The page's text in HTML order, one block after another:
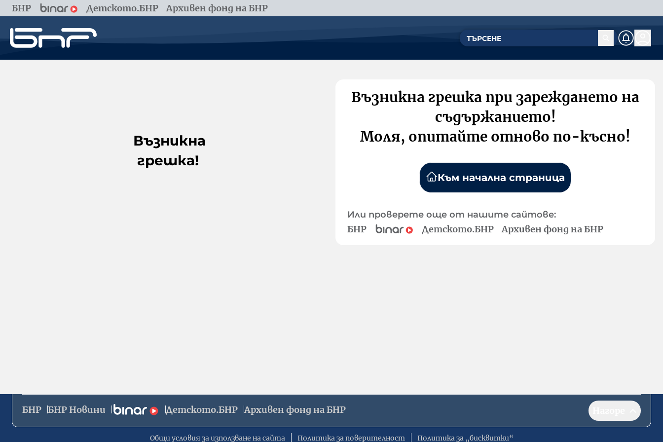
БНР Детското.БНР Архивен фонд на БНР
Възникна
грешка!
Възникна грешка при зареждането на
съдържанието!
Моля, опитайте отново по-късно!
Към начална страница
Или проверете още от нашите сайтове:
БНР Детското.БНР Архивен фонд на БНР
БНР БНР Новини Детското.БНР Архивен фонд на БНР
Общи условия за използване на сайта Политика за поверителност Политика за „бисквитки“